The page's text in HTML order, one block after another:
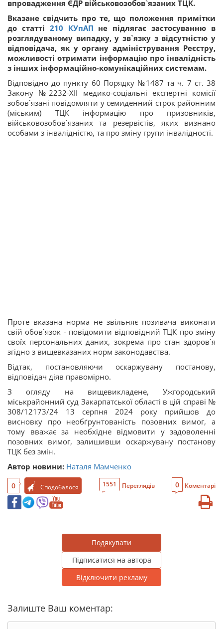
впровадження ЄДР військовозобов`язаних ТЦК.
Вказане свідчить про те, що положення примітки
до статті 210 КУпАП не підлягає застосуванню в
розглядуваному випадку, у зв`язку з відсутністю у
відповідача, як у органу адміністрування Реєстру,
можливості отримати інформацію про інвалідність
з інших інформаційно-комунікаційних системам.
Відповідно до пункту 60 Порядку №1487 та ч. 7 ст. 38
Закону №2232-XII медико-соціальні експертні комісії
зобов`язані повідомляти у семиденний строк районним
(міським) ТЦК інформацію про призовників,
військовозобов`язаних та резервістів, яких визнано
особами з інвалідністю, та про зміну групи інвалідності.
Проте вказана норма не звільняє позивача виконати
свій обов`язок - повідомити відповідний ТЦК про зміну
своїх персональних даних, зокрема про стан здоров`я
згідно з вищевказаних норм законодавства.
Відтак, постановляючи оскаржувану постанову,
відповідач діяв правомірно.
З огляду на вищевикладене, Ужгородський
міськрайонний суд Закарпатської області в цій справі №
308/12173/24 13 серпня 2024 року прийшов до
висновку про необґрунтованість позовних вимог, а
тому вважає за необхідне відмовити у задоволенні
позовних вимог, залишивши оскаржувану постанову
ТЦК без змін.
Автор новини: Наталя Мамченко
0 Сподобалося 1551 Переглядів 0 Коментарі
Подякувати
Підписатися на автора
Відключити рекламу
Залиште Ваш коментар: